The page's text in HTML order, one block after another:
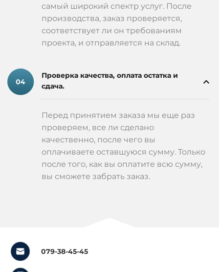
самый широкий спектр услуг. После
производства, заказ проверяется,
соответствует ли он требованиям
проекта, и отправляется на склад.
Проверка качества, оплата остатка и
сдача.
Перед принятием заказа мы еще раз
проверяем, все ли сделано
качественно, после чего вы
оплачиваете оставшуюся сумму. Только
после того, как вы оплатите всю сумму,
вы сможете забрать заказ.
079-38-45-45